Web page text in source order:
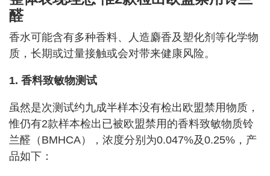
醛
香水可能含有多种香料、人造麝香及塑化剂等化学物
质，长期或过量接触或会对带来健康风险。
1. 香料致敏物测试
虽然是次测试约九成半样本没有检出欧盟禁用物质，
惟仍有2款样本检出已被欧盟禁用的香料致敏物质铃
兰醛（BMHCA），浓度分别为0.047%及0.25%，产
品如下：